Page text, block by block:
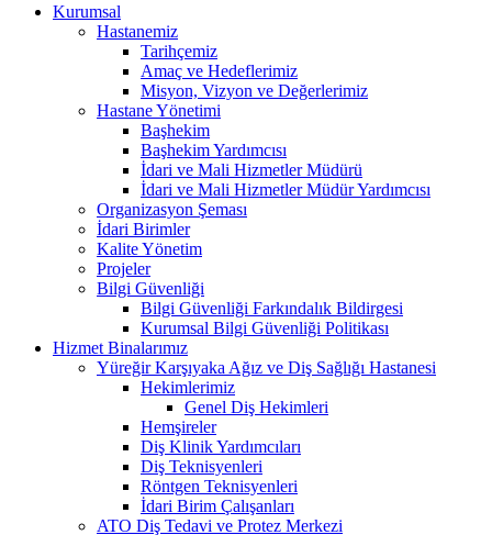
Kurumsal
Hastanemiz
Tarihçemiz
Amaç ve Hedeflerimiz
Misyon, Vizyon ve Değerlerimiz
Hastane Yönetimi
Başhekim
Başhekim Yardımcısı
İdari ve Mali Hizmetler Müdürü
İdari ve Mali Hizmetler Müdür Yardımcısı
Organizasyon Şeması
İdari Birimler
Kalite Yönetim
Projeler
Bilgi Güvenliği
Bilgi Güvenliği Farkındalık Bildirgesi
Kurumsal Bilgi Güvenliği Politikası
Hizmet Binalarımız
Yüreğir Karşıyaka Ağız ve Diş Sağlığı Hastanesi
Hekimlerimiz
Genel Diş Hekimleri
Hemşireler
Diş Klinik Yardımcıları
Diş Teknisyenleri
Röntgen Teknisyenleri
İdari Birim Çalışanları
ATO Diş Tedavi ve Protez Merkezi